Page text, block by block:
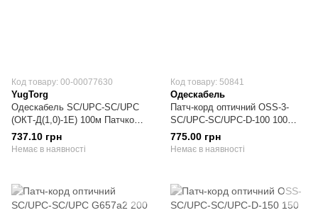
Код товару: 00-00077630
YugTorg
Одескабель SC/UPC-SC/UPC
(ОКТ-Д(1,0)-1Е) 100м Патчкорд
оптичний
737.10 грн
Немає в наявності
Код товару: 50841
Одескабель
Патч-корд оптичний OSS-3-
SC/UPC-SC/UPC-D-100 100
метрів
775.00 грн
Немає в наявності